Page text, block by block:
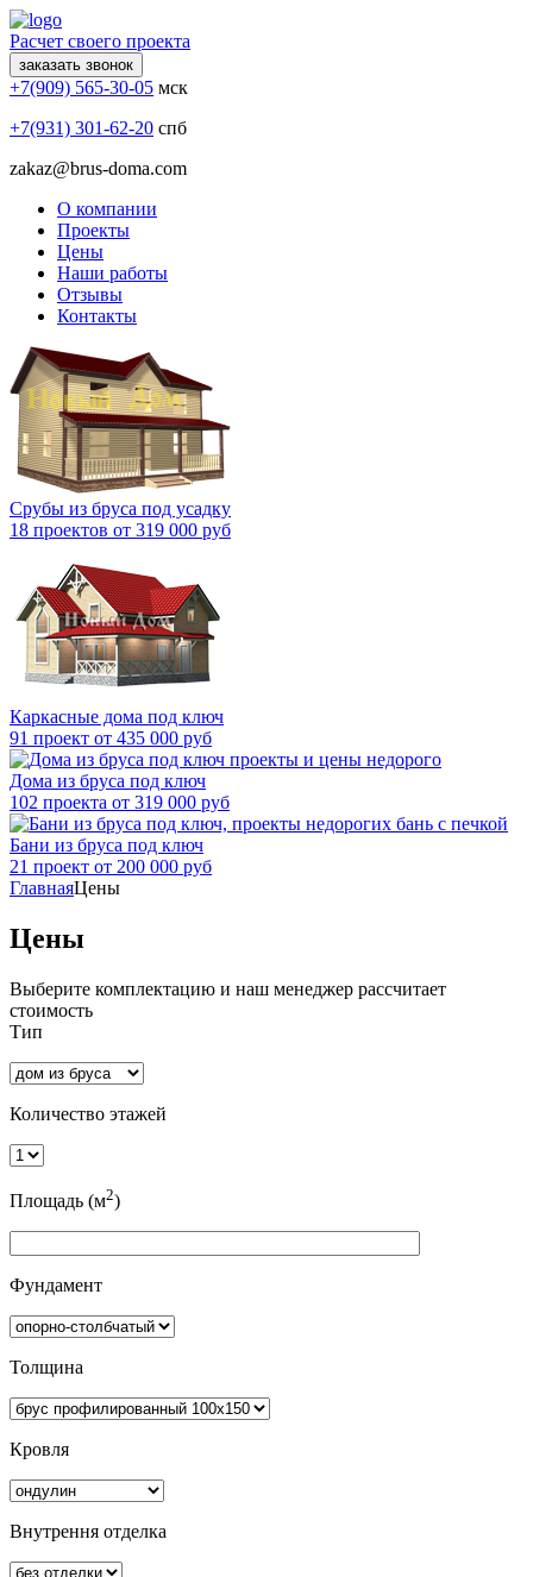
Расчет своего проекта
заказать звонок
+7(909) 565-30-05 мск
+7(931) 301-62-20 спб
zakaz@brus-doma.com
О компании
Проекты
Цены
Наши работы
Отзывы
Контакты
Срубы из бруса под усадку
18 проектов от 319 000 руб
Каркасные дома под ключ
91 проект от 435 000 руб
Дома из бруса под ключ
102 проекта от 319 000 руб
Бани из бруса под ключ
21 проект от 200 000 руб
ГлавнаяЦены
Цены
Выберите комплектацию и наш менеджер рассчитает
стоимость
Тип
Количество этажей
Площадь (м2)
Фундамент
Толщина
Кровля
Внутрення отделка